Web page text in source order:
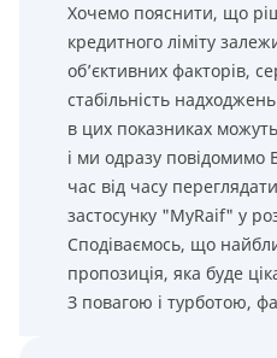
Хочемо пояснити, що
кредитного ліміту
об’єктивних факторів,
стабільність
в цих показниках
і ми одразу повідомимо
час від часу
застосунку "MyRaif" у
Сподіваємось, що
пропозиція, яка буде
З повагою і турботою,